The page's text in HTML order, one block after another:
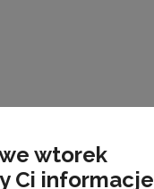
in a new window
wtorek
Ci informacje